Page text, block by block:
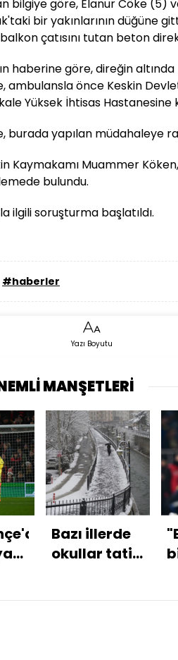
bilgiye göre, Elanur Cöke (5)
bir yakınlarının düğüne
çatısını tutan beton
haberine göre, direğin
ambulansla önce Keskin
Yüksek İhtisas Hastanesine
burada yapılan müdahaleye
Kaymakamı Muammer
bulundu.
ilgili soruşturma başlatıldı.
#haberler
Yazı Boyutu
MANŞETLERİ
Bazı illerde
okullar tatil